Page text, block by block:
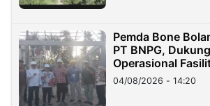
Pemda Bone
PT BNPG,
Operasional
04/08/2026 - 14:20